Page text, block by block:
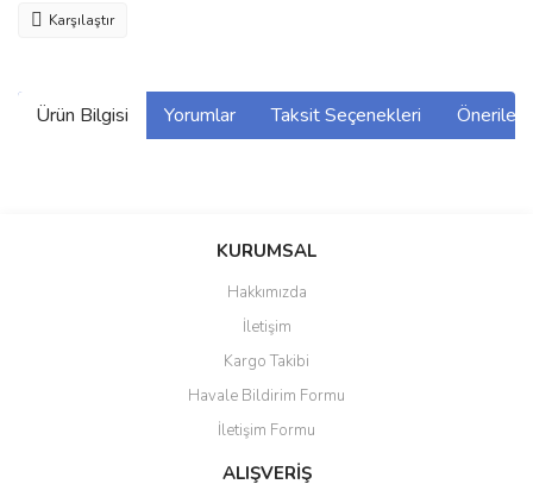
Karşılaştır
Ürün Bilgisi Yorumlar Taksit Seçenekleri
Bu ürüne ilk yorumu siz yapın!
Yorum Yaz
Ürün resmi kalitesiz, bozuk veya görüntülenemiyor.
Ürün açıklamasında eksik bilgiler bulunuyor.
Ürün bilgilerinde hatalar bulunuyor.
Ürün fiyatı diğer sitelerden daha pahalı.
Bu ürüne benzer farklı alternatifler olmalı.
KURUMSAL
Hakkımızda
İletişim
Kargo Takibi
Havale Bildirim Formu
İletişim Formu
ALIŞVERİŞ